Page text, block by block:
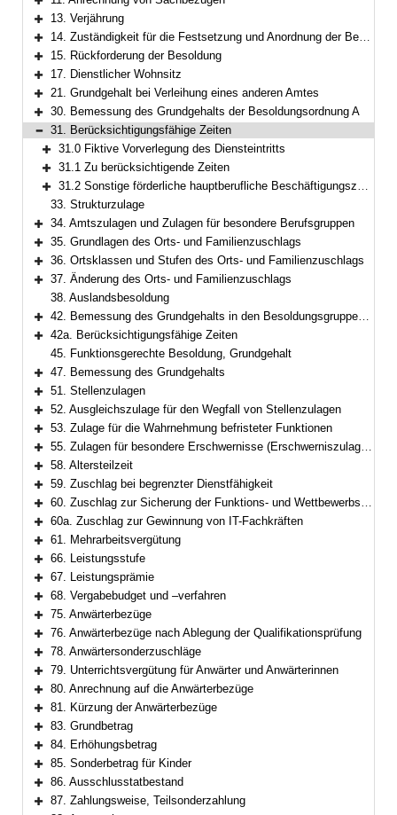
Bereich erweitern
Bereich erweitern
13. Verjährung
Bereich erweitern
14. Zuständigkeit für die Festsetzung und Anordnung der Besoldung
Bereich erweitern
15. Rückforderung der Besoldung
Bereich erweitern
17. Dienstlicher Wohnsitz
Bereich erweitern
21. Grundgehalt bei Verleihung eines anderen Amtes
Bereich erweitern
30. Bemessung des Grundgehalts der Besoldungsordnung A
Bereich reduzieren
31. Berücksichtigungsfähige Zeiten
Bereich erweitern
31.0 Fiktive Vorverlegung des Diensteintritts
Bereich erweitern
31.1 Zu berücksichtigende Zeiten
Bereich erweitern
31.2 Sonstige förderliche hauptberufliche Beschäftigungszeiten
33. Strukturzulage
Bereich erweitern
34. Amtszulagen und Zulagen für besondere Berufsgruppen
Bereich erweitern
35. Grundlagen des Orts- und Familienzuschlags
Bereich erweitern
36. Ortsklassen und Stufen des Orts- und Familienzuschlags
Bereich erweitern
37. Änderung des Orts- und Familienzuschlags
38. Auslandsbesoldung
Bereich erweitern
42. Bemessung des Grundgehalts in den Besoldungsgruppen W 2 und W 3
Bereich erweitern
42a. Berücksichtigungsfähige Zeiten
45. Funktionsgerechte Besoldung, Grundgehalt
Bereich erweitern
47. Bemessung des Grundgehalts
Bereich erweitern
51. Stellenzulagen
Bereich erweitern
52. Ausgleichszulage für den Wegfall von Stellenzulagen
Bereich erweitern
53. Zulage für die Wahrnehmung befristeter Funktionen
Bereich erweitern
55. Zulagen für besondere Erschwernisse (Erschwerniszulagen)
Bereich erweitern
58. Altersteilzeit
Bereich erweitern
59. Zuschlag bei begrenzter Dienstfähigkeit
Bereich erweitern
60. Zuschlag zur Sicherung der Funktions- und Wettbewerbsfähigkeit
Bereich erweitern
60a. Zuschlag zur Gewinnung von IT-Fachkräften
Bereich erweitern
61. Mehrarbeitsvergütung
Bereich erweitern
66. Leistungsstufe
Bereich erweitern
67. Leistungsprämie
Bereich erweitern
68. Vergabebudget und –verfahren
Bereich erweitern
75. Anwärterbezüge
Bereich erweitern
76. Anwärterbezüge nach Ablegung der Qualifikationsprüfung
Bereich erweitern
78. Anwärtersonderzuschläge
Bereich erweitern
79. Unterrichtsvergütung für Anwärter und Anwärterinnen
Bereich erweitern
80. Anrechnung auf die Anwärterbezüge
Bereich erweitern
81. Kürzung der Anwärterbezüge
Bereich erweitern
83. Grundbetrag
Bereich erweitern
84. Erhöhungsbetrag
Bereich erweitern
85. Sonderbetrag für Kinder
Bereich erweitern
86. Ausschlusstatbestand
Bereich erweitern
87. Zahlungsweise, Teilsonderzahlung